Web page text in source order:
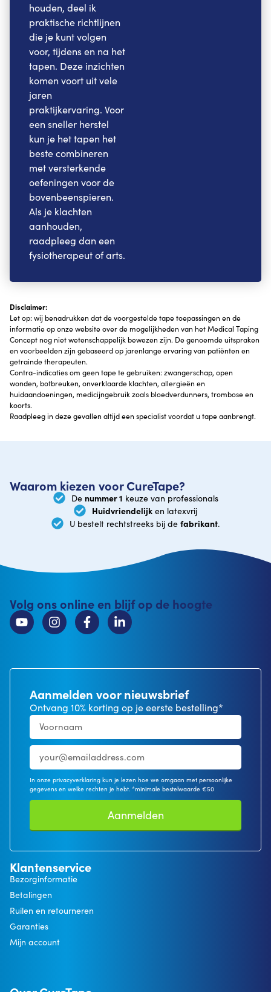
houden, deel ik
praktische richtlijnen
die je kunt volgen
voor, tijdens en na het
tapen. Deze inzichten
komen voort uit vele
jaren
praktijkervaring. Voor
een sneller herstel
kun je het tapen het
beste combineren
met versterkende
oefeningen voor de
bovenbeenspieren.
Als je klachten
aanhouden,
raadpleeg dan een
fysiotherapeut of arts.
Disclaimer:
Let op: wij benadrukken dat de voorgestelde tape toepassingen en de
informatie op onze website over de mogelijkheden van het Medical Taping
Concept nog niet wetenschappelijk bewezen zijn. De genoemde uitspraken
en voorbeelden zijn gebaseerd op jarenlange ervaring van patiënten en
getrainde therapeuten.
Contra-indicaties om geen tape te gebruiken: zwangerschap, open
wonden, botbreuken, onverklaarde klachten, allergieën en
huidaandoeningen, medicijngebruik zoals bloedverdunners, trombose en
koorts.
Raadpleeg in deze gevallen altijd een specialist voordat u tape aanbrengt.
Waarom kiezen voor CureTape?
De nummer 1 keuze van professionals
Huidvriendelijk en latexvrij
U bestelt rechtstreeks bij de fabrikant.
Volg ons online en blijf op de hoogte
Aanmelden voor nieuwsbrief
Ontvang 10% korting op je eerste bestelling*
In onze privacyverklaring kun je lezen hoe we omgaan met persoonlijke
gegevens en welke rechten je hebt. *minimale bestelwaarde €50
Aanmelden
Klantenservice
Bezorginformatie
Betalingen
Ruilen en retourneren
Garanties
Mijn account